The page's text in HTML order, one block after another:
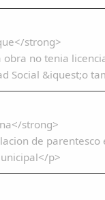
strong>
no tenia
Social &iquest;o
strong>
de
p>